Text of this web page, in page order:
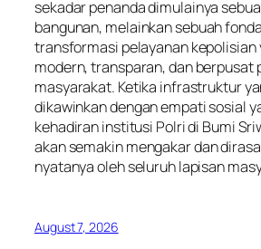
sekadar penanda dimulainya
bangunan, melainkan sebuah
transformasi pelayanan kepolisian
modern, transparan, dan berpusat
masyarakat. Ketika infrastruktur
dikawinkan dengan empati sosial
kehadiran institusi Polri di Bumi
akan semakin mengakar dan
nyatanya oleh seluruh lapisan
August 7, 2026